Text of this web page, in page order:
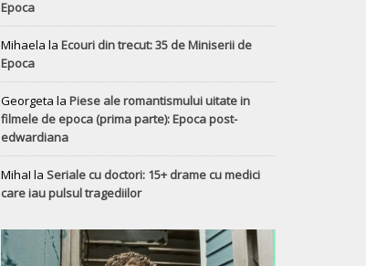
Epoca
Mihaela la Ecouri din trecut: 35 de Miniserii de
Epoca
Georgeta la Piese ale romantismului uitate in
filmele de epoca (prima parte): Epoca post-
edwardiana
MihaI la Seriale cu doctori: 15+ drame cu medici
care iau pulsul tragediilor